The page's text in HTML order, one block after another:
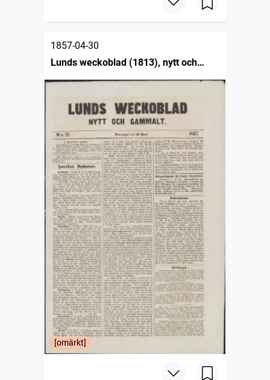
1857-04-30
Lunds weckoblad (1813), nytt och
gammalt
[omärkt]